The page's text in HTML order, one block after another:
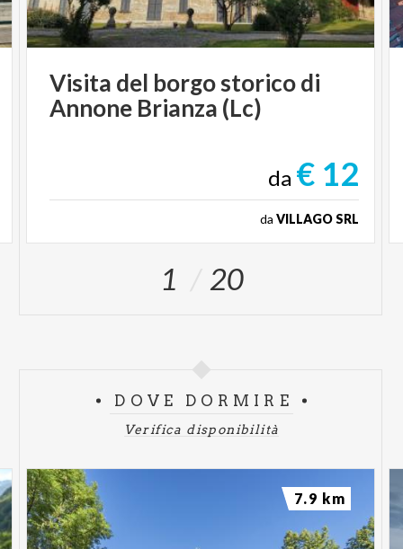
Visita del borgostoricodi
Annone Brianza (Lc)
da € 12
da VILLAGO SRL
1 20
DOVE DORMIRE
Verifica disponibilità
7.9 km